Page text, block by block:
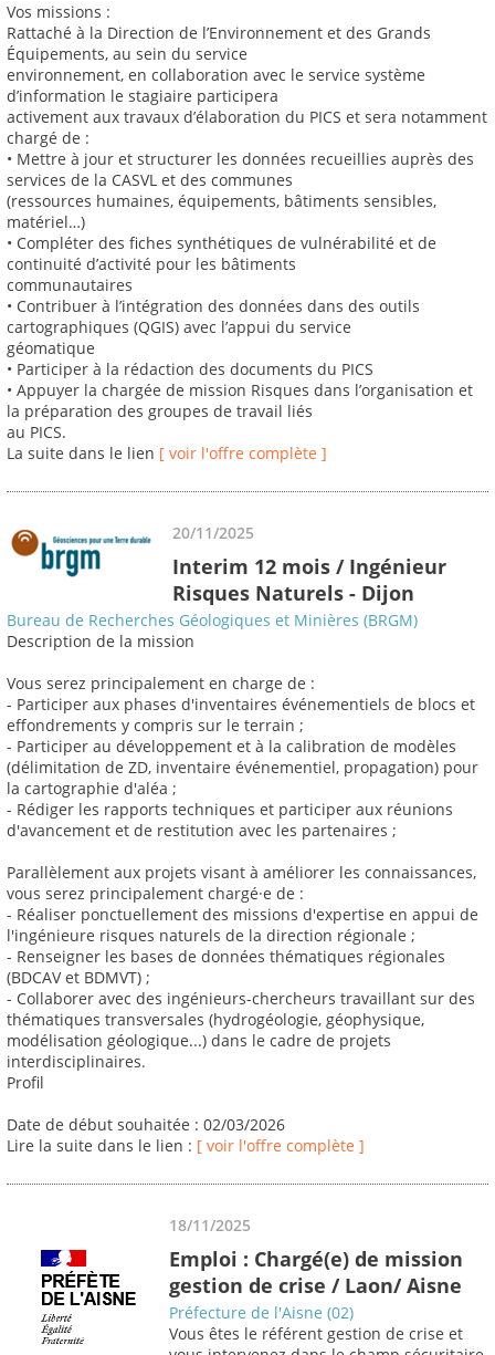
Vos missions :
Rattaché à la Direction de l’Environnement et des Grands
Équipements, au sein du service
environnement, en collaboration avec le service système
d’information le stagiaire participera
activement aux travaux d’élaboration du PICS et sera notamment
chargé de :
• Mettre à jour et structurer les données recueillies auprès des
services de la CASVL et des communes
(ressources humaines, équipements, bâtiments sensibles,
matériel…)
• Compléter des fiches synthétiques de vulnérabilité et de
continuité d’activité pour les bâtiments
communautaires
• Contribuer à l’intégration des données dans des outils
cartographiques (QGIS) avec l’appui du service
géomatique
• Participer à la rédaction des documents du PICS
• Appuyer la chargée de mission Risques dans l’organisation et
la préparation des groupes de travail liés
au PICS.
La suite dans le lien [ voir l'offre complète ]
20/11/2025
Interim 12 mois / Ingénieur
Risques Naturels - Dijon
Bureau de Recherches Géologiques et Minières (BRGM)
Description de la mission
Vous serez principalement en charge de :
- Participer aux phases d'inventaires événementiels de blocs et
effondrements y compris sur le terrain ;
- Participer au développement et à la calibration de modèles
(délimitation de ZD, inventaire événementiel, propagation) pour
la cartographie d'aléa ;
- Rédiger les rapports techniques et participer aux réunions
d'avancement et de restitution avec les partenaires ;
Parallèlement aux projets visant à améliorer les connaissances,
vous serez principalement chargé·e de :
- Réaliser ponctuellement des missions d'expertise en appui de
l'ingénieure risques naturels de la direction régionale ;
- Renseigner les bases de données thématiques régionales
(BDCAV et BDMVT) ;
- Collaborer avec des ingénieurs-chercheurs travaillant sur des
thématiques transversales (hydrogéologie, géophysique,
modélisation géologique...) dans le cadre de projets
interdisciplinaires.
Profil
Date de début souhaitée : 02/03/2026
Lire la suite dans le lien : [ voir l'offre complète ]
18/11/2025
Emploi : Chargé(e) de mission
gestion de crise / Laon/ Aisne
Préfecture de l'Aisne (02)
Vous êtes le référent gestion de crise et